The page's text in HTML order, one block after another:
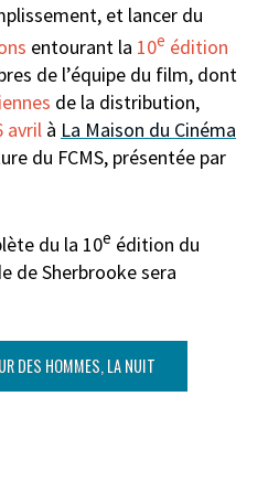
et lancer du
entourant la 10e édition
de l’équipe du film, dont
de la distribution,
avril à La Maison du Cinéma
du FCMS, présentée par
du la 10e édition du
de Sherbrooke sera
DES HOMMES, LA NUIT